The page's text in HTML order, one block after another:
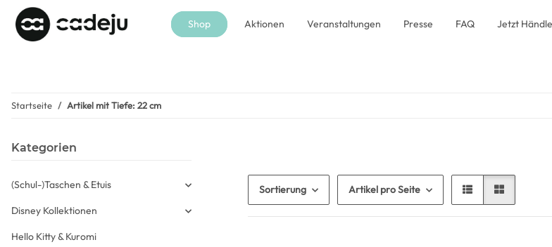
Shop Aktionen Veranstaltungen Presse FAQ Jetzt
Startseite Artikel mit Tiefe: 22 cm
Sortierung Artikel pro Seite
Kategorien
(Schul-)Taschen & Etuis
Disney Kollektionen
Hello Kitty & Kuromi